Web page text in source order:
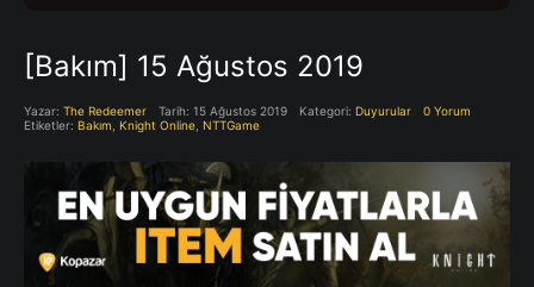
[Bakım] 15 Ağustos 2019
Yazar: The Redeemer Tarih: 15 Ağustos 2019 Kategori: Duyurular
0 Yorum
Etiketler: Bakım Knight Online NTTGame